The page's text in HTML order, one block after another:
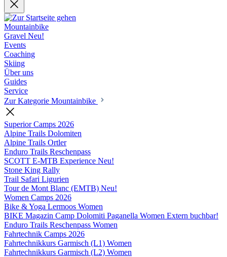
Mountainbike
Gravel Neu!
Events
Coaching
Skiing
Über uns
Guides
Service
Zur Kategorie Mountainbike
Superior Camps 2026
Alpine Trails Dolomiten
Alpine Trails Ortler
Enduro Trails Reschenpass
SCOTT E-MTB Experience Neu!
Stone King Rally
Trail Safari Ligurien
Tour de Mont Blanc (EMTB) Neu!
Women Camps 2026
Bike & Yoga Lermoos Women
BIKE Magazin Camp Dolomiti Paganella Women Extern buchbar!
Enduro Trails Reschenpass Women
Fahrtechnik Camps 2026
Fahrtechnikkurs Garmisch (L1) Women
Fahrtechnikkurs Garmisch (L2) Women